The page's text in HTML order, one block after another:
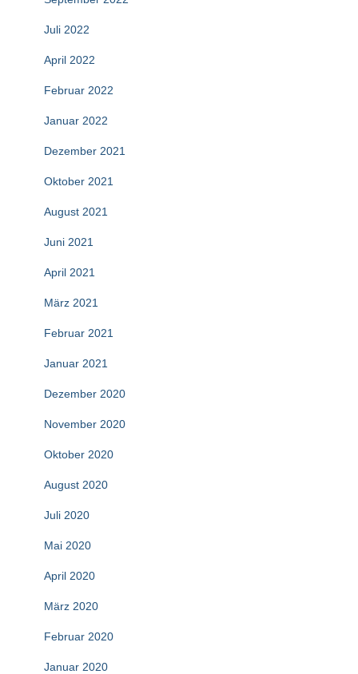
Juli 2022
April 2022
Februar 2022
Januar 2022
Dezember 2021
Oktober 2021
August 2021
Juni 2021
April 2021
März 2021
Februar 2021
Januar 2021
Dezember 2020
November 2020
Oktober 2020
August 2020
Juli 2020
Mai 2020
April 2020
März 2020
Februar 2020
Januar 2020